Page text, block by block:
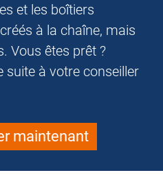
et les boîtiers
à la chaîne, mais
Vous êtes prêt ?
suite à votre conseiller
maintenant